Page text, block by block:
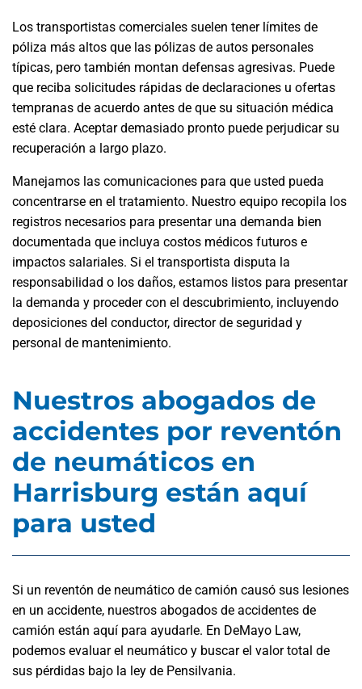
Los transportistas comerciales suelen tener límites de
póliza más altos que las pólizas de autos personales
típicas, pero también montan defensas agresivas. Puede
que reciba solicitudes rápidas de declaraciones u ofertas
tempranas de acuerdo antes de que su situación médica
esté clara. Aceptar demasiado pronto puede perjudicar su
recuperación a largo plazo.
Manejamos las comunicaciones para que usted pueda
concentrarse en el tratamiento. Nuestro equipo recopila los
registros necesarios para presentar una demanda bien
documentada que incluya costos médicos futuros e
impactos salariales. Si el transportista disputa la
responsabilidad o los daños, estamos listos para presentar
la demanda y proceder con el descubrimiento, incluyendo
deposiciones del conductor, director de seguridad y
personal de mantenimiento.
Nuestros abogados de
accidentes por reventón
de neumáticos en
Harrisburg están aquí
para usted
Si un reventón de neumático de camión causó sus lesiones
en un accidente, nuestros abogados de accidentes de
camión están aquí para ayudarle. En DeMayo Law,
podemos evaluar el neumático y buscar el valor total de
sus pérdidas bajo la ley de Pensilvania.